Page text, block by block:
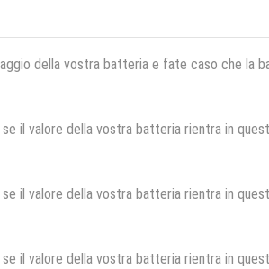
della vostra batteria e fate caso che la
il valore della vostra batteria rientra in
il valore della vostra batteria rientra in
il valore della vostra batteria rientra in